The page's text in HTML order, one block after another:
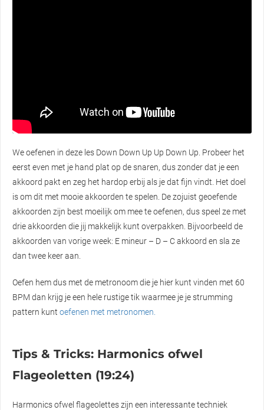
We oefenen in deze les Down Down Up Up Down Up. Probeer het
eerst even met je hand plat op de snaren, dus zonder dat je een
akkoord pakt en zeg het hardop erbij als je dat fijn vindt. Het doel
is om dit met mooie akkoorden te spelen. De zojuist geoefende
akkoorden zijn best moeilijk om mee te oefenen, dus speel ze met
drie akkoorden die jij makkelijk kunt overpakken. Bijvoorbeeld de
akkoorden van vorige week: E mineur – D – C akkoord en sla ze
dan twee keer aan.
Oefen hem dus met de metronoom die je hier kunt vinden met 60
BPM dan krijg je een hele rustige tik waarmee je je strumming
pattern kunt oefenen met metronomen.
Tips & Tricks: Harmonics ofwel
Flageoletten (19:24)
Harmonics ofwel flageolettes zijn een interessante techniek